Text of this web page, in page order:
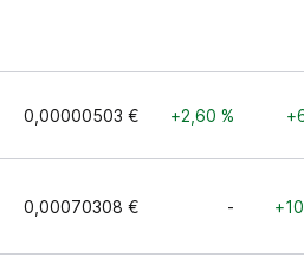
0,00000503 € +2,60 %
0,00070308 € -